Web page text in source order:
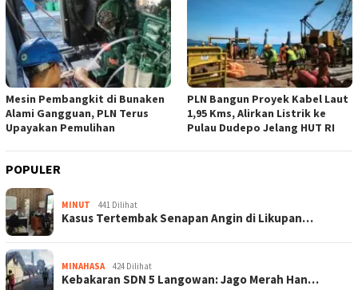
Mesin Pembangkit di Bunaken
Alami Gangguan, PLN Terus
Upayakan Pemulihan
PLN Bangun Proyek Kabel Laut
1,95 Kms, Alirkan Listrik ke
Pulau Dudepo Jelang HUT RI
POPULER
MINUT 441 Dilihat
Kasus Tertembak Senapan Angin di Likupan…
MINAHASA 424 Dilihat
Kebakaran SDN 5 Langowan: Jago Merah Han…